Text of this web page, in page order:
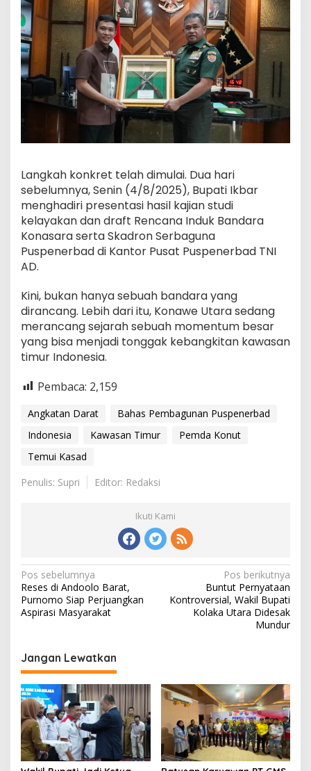
Langkah konkret telah dimulai. Dua hari
sebelumnya, Senin (4/8/2025), Bupati Ikbar
menghadiri presentasi hasil kajian studi
kelayakan dan draft Rencana Induk Bandara
Konasara serta Skadron Serbaguna
Puspenerbad di Kantor Pusat Puspenerbad TNI
AD.
Kini, bukan hanya sebuah bandara yang
dirancang. Lebih dari itu, Konawe Utara sedang
merancang sejarah sebuah momentum besar
yang bisa menjadi tonggak kebangkitan kawasan
timur Indonesia.
Pembaca: 2,159
Angkatan Darat
Bahas Pembagunan Puspenerbad
Indonesia
Kawasan Timur
Pemda Konut
Temui Kasad
Penulis: Supri
Editor: Redaksi
Ikuti Kami
Navigasi
pos
Pos sebelumnya
Reses di Andoolo Barat,
Purnomo Siap Perjuangkan
Aspirasi Masyarakat
Pos berikutnya
Buntut Pernyataan
Kontroversial, Wakil Bupati
Kolaka Utara Didesak
Mundur
Jangan Lewatkan